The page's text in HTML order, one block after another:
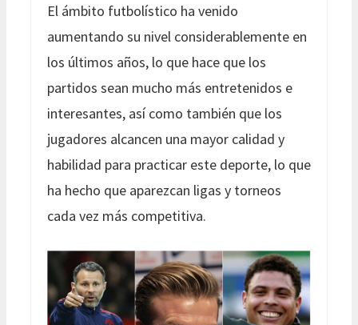
El ámbito futbolístico ha venido
aumentando su nivel considerablemente en
los últimos años, lo que hace que los
partidos sean mucho más entretenidos e
interesantes, así como también que los
jugadores alcancen una mayor calidad y
habilidad para practicar este deporte, lo que
ha hecho que aparezcan ligas y torneos
cada vez más competitiva.